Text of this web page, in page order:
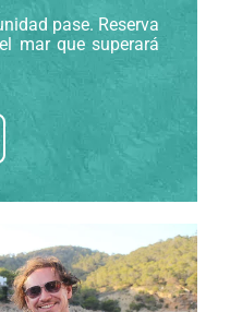
pase. Reserva
mar que superará